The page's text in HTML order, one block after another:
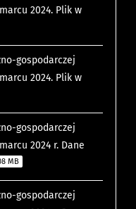
2024. Plik w
gospodarczej
2024. Plik w
gospodarczej
2024 r. Dane
MB
gospodarczej